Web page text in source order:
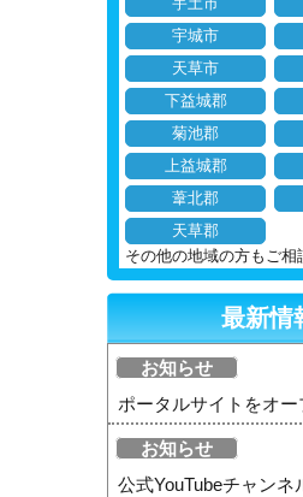
宇城市
天草市
下益城郡
菊池郡
上益城郡
葦北郡
天草郡
その他の地域の方もご相
最新情
お知らせ
ポータルサイトをオー
お知らせ
公式YouTubeチャンネ